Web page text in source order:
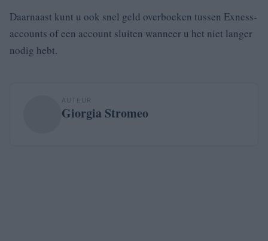
Daarnaast kunt u ook snel geld overboeken tussen Exness-
accounts of een account sluiten wanneer u het niet langer
nodig hebt.
AUTEUR
Giorgia Stromeo